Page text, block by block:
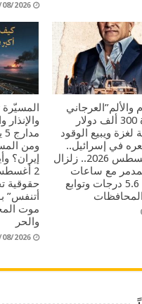
08/2026
والألم”العرجاني
يفرض إتاوة 300 ألف دولار
لغزة ويبيع الوقود
في إسرائيل..
الاثنين 3 أغسطس 2026.. زلزال
مع ساعات
الفجر بقوة 5.6 درجات وتوابع
ومن
إيران؟
حقوقية
موت
والحر
08/2026